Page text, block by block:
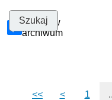
Szukaj w
archiwum
<< < 1